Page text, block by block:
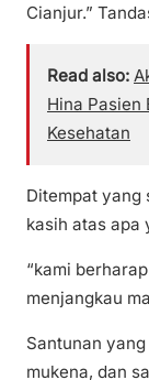
Cianjur.”
Read also:
Hina Pasien
Kesehatan
Ditempat yang
kasih atas apa
“kami
menjangkau
Santunan
mukena, dan